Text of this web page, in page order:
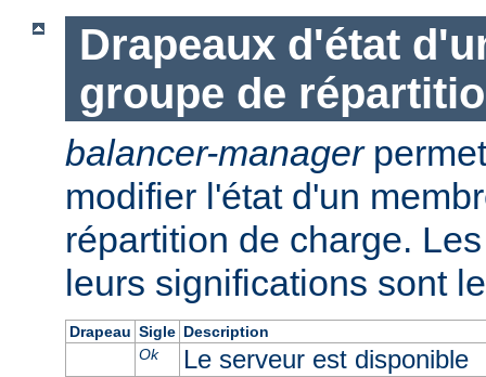
Drapeaux d'état
groupe de
balancer-manager
modifier l'état d'un
répartition de charge.
leurs significations sont
Drapeau Sigle Description
Ok
Le serveur est disponible